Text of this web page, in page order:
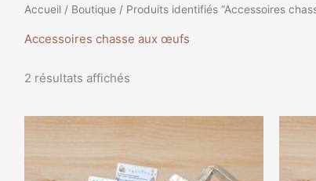
Accueil/ Boutique/ Produits identifiés “Accessoires
Accessoires chasse aux œufs
2 résultats affichés